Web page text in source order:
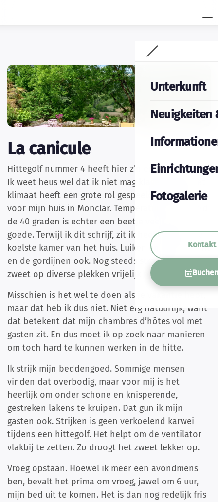
Unterkunft
Neuigkeiten
Fotogalerie
Kontakt
La canicule
Hittegolf nummer 4 heeft hier z’n entrée gemaakt.
Ik weet heus wel dat ik niet mag klagen, want het
klimaat heeft een grote rol gespeeld bij de keuze
voor mijn huis in Monclar. Temperaturen van rond
de 40 graden is echter een beetje veel van het
goede. Terwijl ik dit schrijf, zit ik heel rustig in de
koelste kamer van het huis. Luiken en ramen dicht
en de gordijnen ook. Nog steeds stroomt het
zweet op diverse plekken vrijelijk naar beneden.
Misschien is het wel te doen als je vakantie hebt,
maar dat heb ik dus niet. Niet erg natuurlijk, want
dat betekent dat mijn chambres d’hôtes vol met
gasten zit. En dus moet ik op zoek naar manieren
om toch hard te kunnen werken in de hitte.
Ik strijk mijn beddengoed. Sommige mensen
vinden dat overbodig, maar voor mij is het
heerlijk om onder schone en knisperende,
gestreken lakens te kruipen. Dat gun ik mijn
gasten ook. Strijken is geen verkoelend karwei
tijdens een hittegolf. Het helpt om de ventilator
vlakbij te zetten. Zo droogt het zweet lekker op.
Vroeg opstaan. Hoewel ik meer een avondmens
ben, bevalt het prima om vroeg, jawel om 6 uur,
mijn bed uit te komen. Het is dan nog redelijk fris